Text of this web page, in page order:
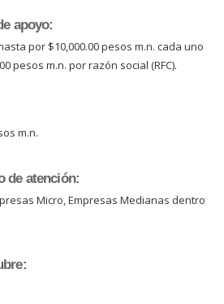
apoyo:
por $10,000.00 pesos m.n. cada uno
pesos m.n. por razón social (RFC).
m.n.
de atención:
Micro, Empresas Medianas dentro